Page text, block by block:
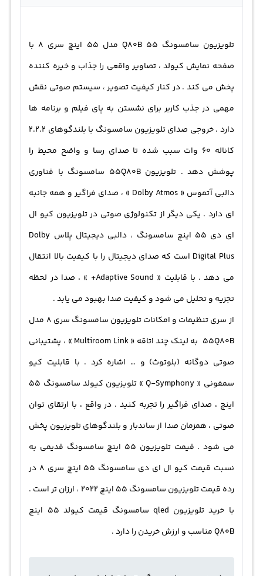
تلویزیون سامسونگ 55 Q80B مدل 55 اینچ سری 8 با
صفحه نمایش کیولد ، تصاویر واقعی را جذاب و خیره کننده
پخش می کند . در کنار کیفیت تصویر ، سیستم صوتی نقش
مهمی در جذب کاربر برای نشستن به پای فیلم و برنامه ها
دارد . خروجی صدای تلویزیون سامسونگ با بلندگوهای 2.2.2
کاناله 60 وات سبب شده تا صدای رسا و واضح محیط را
پوشش دهد . تلویزیون 55Q80B سامسونگ با فناوری
دالبی آتموس « Dolby Atmos » ، صدای فراگیر و همه جانبه
ای دارد . یکی دیگر از تکنولوژی صوتی در تلویزیون کیو ال
ای دی 55 اینچ سامسونگ ، دالبی دیجیتال پلاس Dolby
Digital Plus است که صدای دیجیتال را با کیفیت بالا انتقال
می دهد . با قابلیت « Adaptive Sound+ » ، صدا در لحظه
تجزیه و تحلیل می شود و کیفیت صدا بهبود می یابد .
از سری تنظیمات و امکانات تلویزیون سامسونگ سری 8 مدل
55Q80B به لینک چند اتاقه « Multiroom Link » ، پشتیبانی
صوتی دوگانه (بلوتوث) و … اشاره کرد . با قابلیت کیو
سمفونی « Q-Symphony » تلویزیون کیولد سامسونگ 55
اینچ ، صدای فراگیر را تجربه کنید . در واقع ، با ارتقای توان
صوتی ، همزمان صدا از ساندبار و بلندگوهای تلویزیون پخش
می شود . قیمت تلویزیون 55 اینچ سامسونگ قدیمی به
نسبت قیمت کیو ال ای دی سامسونگ 55 اینچ سری 8 در
رده قیمت تلویزیون سامسونگ 55 اینچ 2022 ، ارزان تر است .
با خرید تلویزیون qled سامسونگ قیمت کیولد 55 اینچ
Q80B مناسب و ارزش خریدن را دارد .